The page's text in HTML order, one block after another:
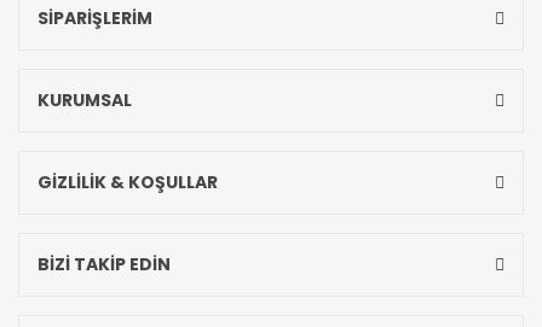
SİPARİŞLERİM
KURUMSAL
GİZLİLİK & KOŞULLAR
BİZİ TAKİP EDİN